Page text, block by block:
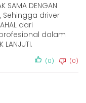
DENGAN
Sehingga driver
dari
dalam
(0) (0)